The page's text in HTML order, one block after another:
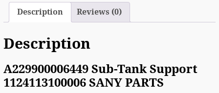
Description Reviews (0)
Description
A229900006449 Sub-Tank Support
1124113100006 SANY PARTS